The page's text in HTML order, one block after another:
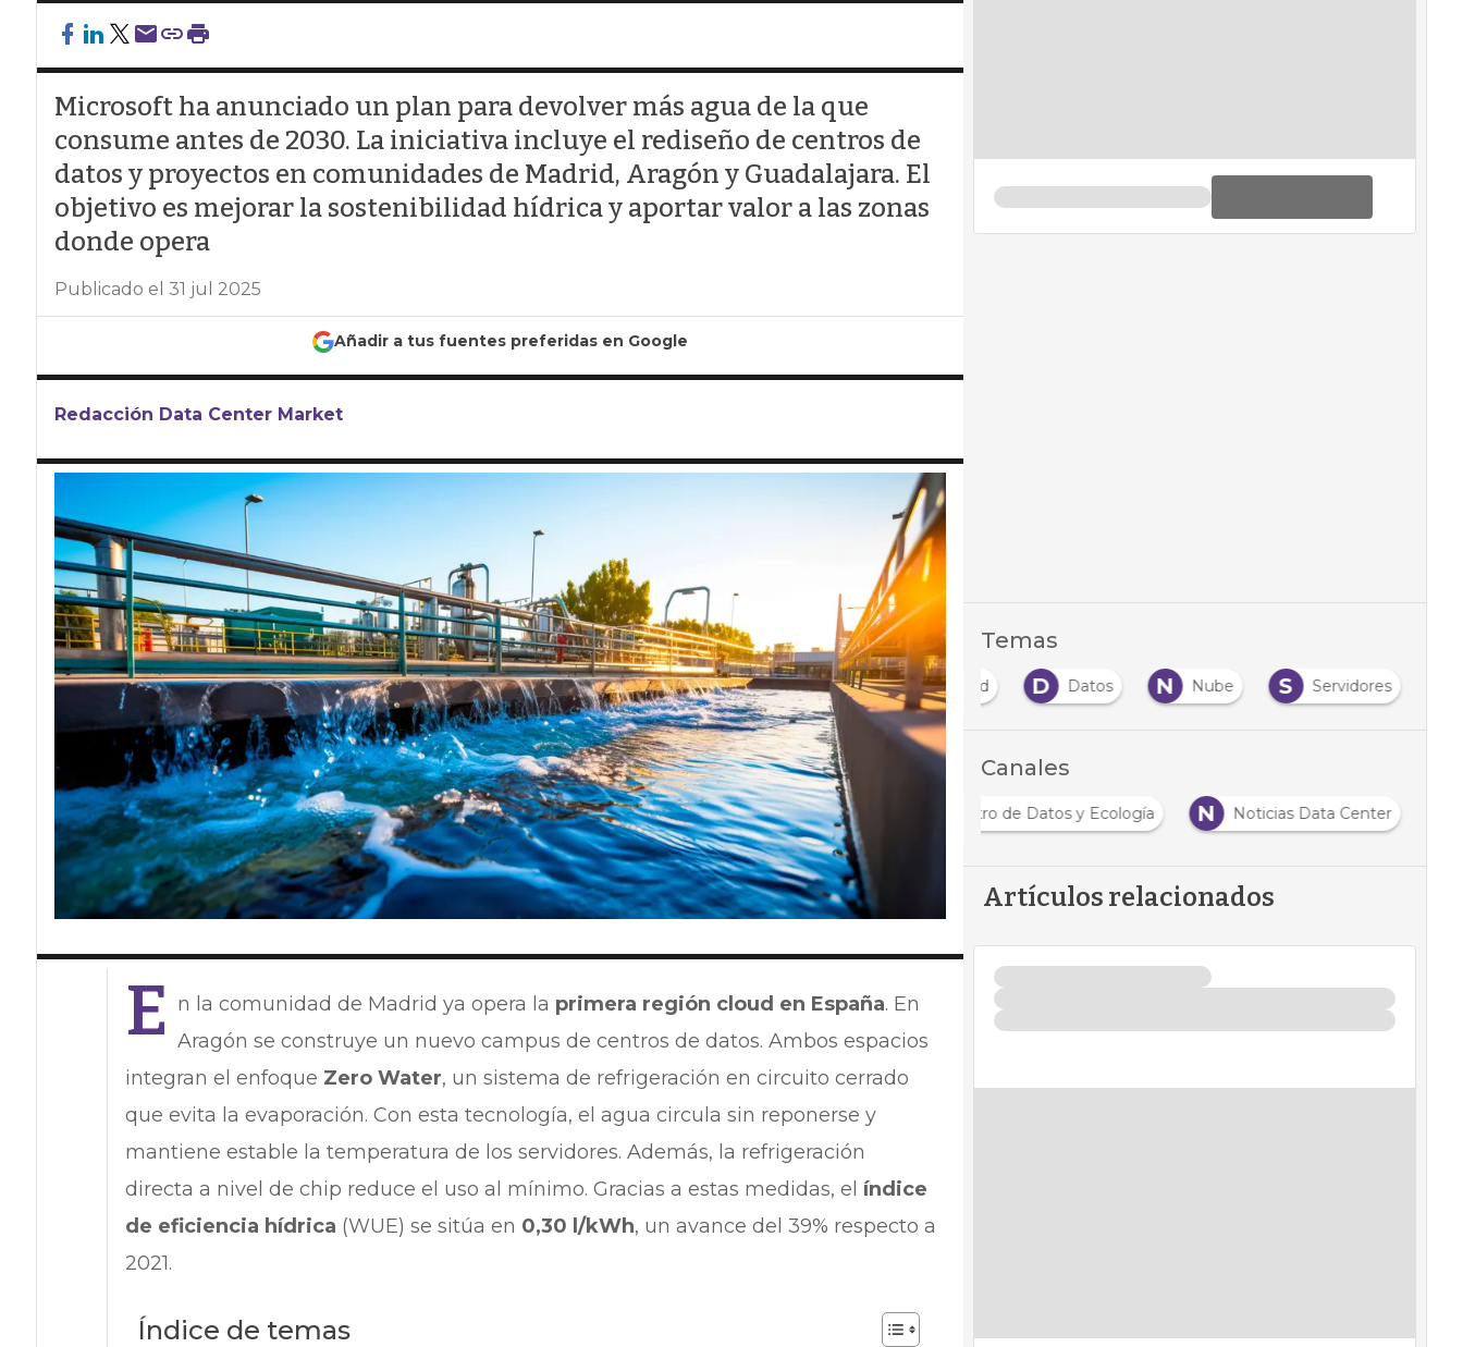
Microsoft ha anunciado un plan para devolver más agua de la que
consume antes de 2030. La iniciativa incluye el rediseño de centros de
datos y proyectos en comunidades de Madrid, Aragón y Guadalajara. El
objetivo es mejorar la sostenibilidad hídrica y aportar valor a las zonas
donde opera
Publicado el 31 jul 2025
Añadir a tus fuentes preferidas en Google
Redacción Data Center Market
E n la comunidad de Madrid ya opera la primera región cloud en España. En
Aragón se construye un nuevo campus de centros de datos. Ambos espacios
integran el enfoque Zero Water, un sistema de refrigeración en circuito cerrado
que evita la evaporación. Con esta tecnología, el agua circula sin reponerse y
mantiene estable la temperatura de los servidores. Además, la refrigeración
directa a nivel de chip reduce el uso al mínimo. Gracias a estas medidas, el índice
de eficiencia hídrica (WUE) se sitúa en 0,30 l/kWh, un avance del 39% respecto a
2021.
Índice de temas
Temas
C
Cloud D Datos N Nube S Servidores
Canales
Centro de Datos y Ecología N Noticias Data Center
Artículos relacionados